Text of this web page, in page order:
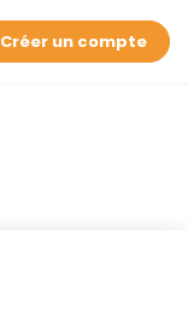
Créer un compte